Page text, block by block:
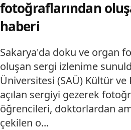
fotoğraflarından
haberi
Sakarya'da doku ve organ
oluşan sergi izlenime
Üniversitesi (SAÜ) Kültür
açılan sergiyi gezerek
öğrencileri, doktorlardan
çekilen o...